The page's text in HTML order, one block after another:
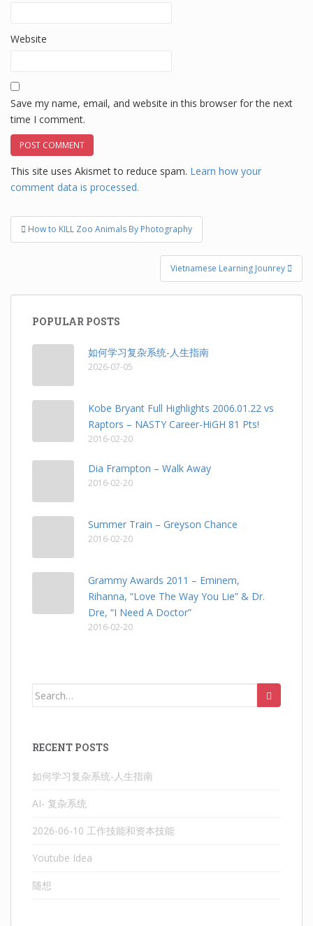
Website
Save my name, email, and website in this browser for the next
time I comment.
This site uses Akismet to reduce spam. Learn how your
comment data is processed.
Post
navigation
How to KILL Zoo Animals By Photography
Vietnamese Learning Jounrey
POPULAR POSTS
如何学习复杂系统-人生指南
2026-07-05
Kobe Bryant Full Highlights 2006.01.22 vs
Raptors – NASTY Career-HiGH 81 Pts!
2016-02-20
Dia Frampton – Walk Away
2016-02-20
Summer Train – Greyson Chance
2016-02-20
Grammy Awards 2011 – Eminem,
Rihanna, “Love The Way You Lie” & Dr.
Dre, “I Need A Doctor”
2016-02-20
Search
RECENT POSTS
如何学习复杂系统-人生指南
AI- 复杂系统
2026-06-10 工作技能和资本技能
Youtube Idea
随想